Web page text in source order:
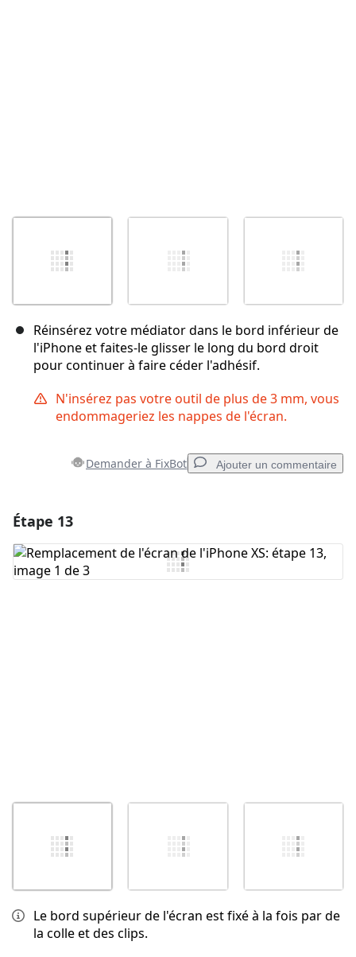
Réinsérez votre médiator dans le bord inférieur de
l'iPhone et faites-le glisser le long du bord droit
pour continuer à faire céder l'adhésif.
N'insérez pas votre outil de plus de 3 mm, vous
endommageriez les nappes de l'écran.
Demander à FixBot Ajouter un commentaire
Ajouter un commentaire
Étape 13
Le bord supérieur de l'écran est fixé à la fois par de
la colle et des clips.